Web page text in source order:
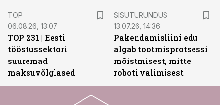
TOP
06.08.26, 13:07
TOP 231 | Eesti
tööstussektori
suuremad
maksuvõlglased
SISUTURUNDUS
13.07.26, 14:36
Pakendamisliini edu
algab tootmisprotsessi
mõistmisest, mitte
roboti valimisest